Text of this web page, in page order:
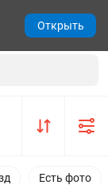
Есть фото
Открыть